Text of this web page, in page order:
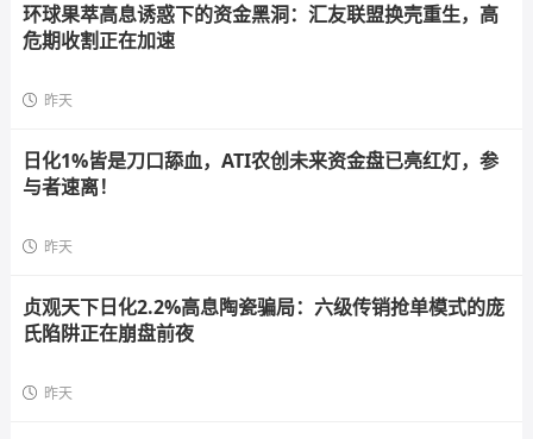
环球果萃高息诱惑下的资金黑洞：汇友联盟换壳重生，高
危期收割正在加速
昨天
日化1%皆是刀口舔血，ATI农创未来资金盘已亮红灯，参
与者速离！
昨天
贞观天下日化2.2%高息陶瓷骗局：六级传销抢单模式的庞
氏陷阱正在崩盘前夜
昨天